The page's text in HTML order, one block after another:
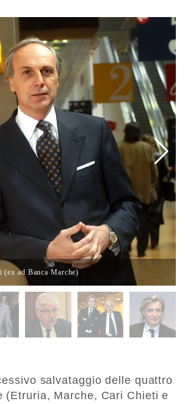
(ex ad Banca Marche)
salvataggio delle quattro
(Etruria, Marche, Cari Chieti e